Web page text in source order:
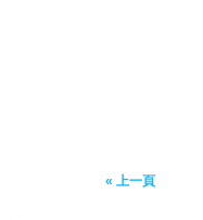
« 上一頁